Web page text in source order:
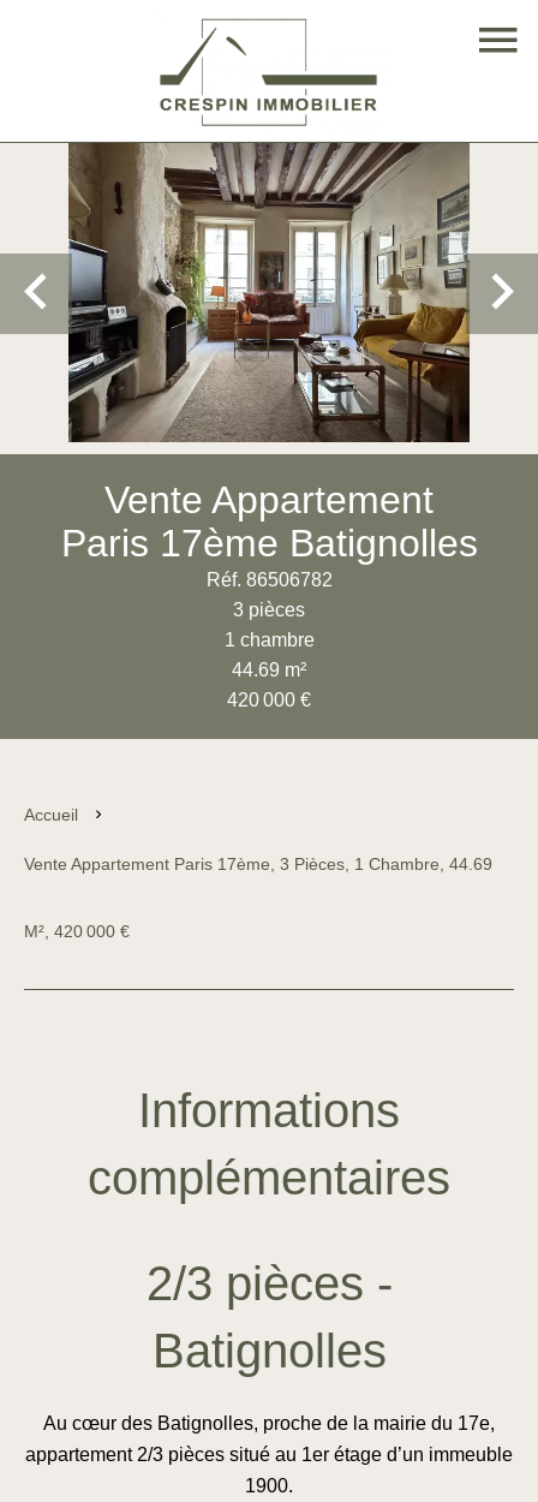
Vente Appartement
Paris 17ème Batignolles
Réf. 86506782
3 pièces
1 chambre
44.69 m²
420 000 €
Accueil
Vente Appartement Paris 17ème, 3 Pièces, 1 Chambre, 44.69
M², 420 000 €
Informations
complémentaires
2/3 pièces -
Batignolles
Au cœur des Batignolles, proche de la mairie du 17e,
appartement 2/3 pièces situé au 1er étage d’un immeuble
1900.